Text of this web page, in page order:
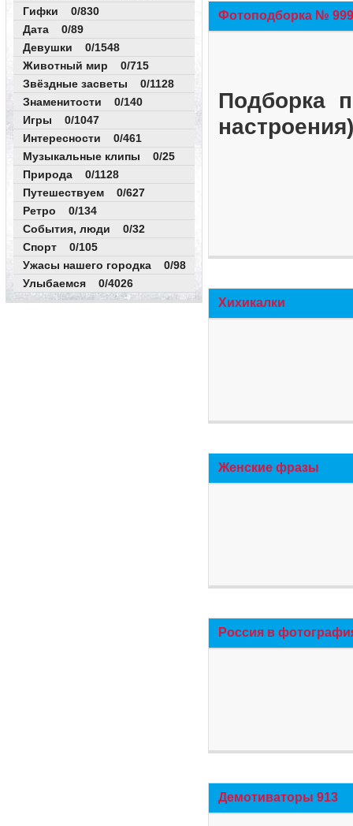
Гифки 0/830
Дата 0/89
Девушки 0/1548
Животный мир 0/715
Звёздные засветы 0/1128
Знаменитости 0/140
Игры 0/1047
Интересности 0/461
Музыкальные клипы 0/25
Природа 0/1128
Путешествуем 0/627
Ретро 0/134
События, люди 0/32
Спорт 0/105
Ужасы нашего городка 0/98
Улыбаемся 0/4026
Фотоподборка №
Подборка
Хихикалки
Женские фразы
Россия в
Демотиваторы 913